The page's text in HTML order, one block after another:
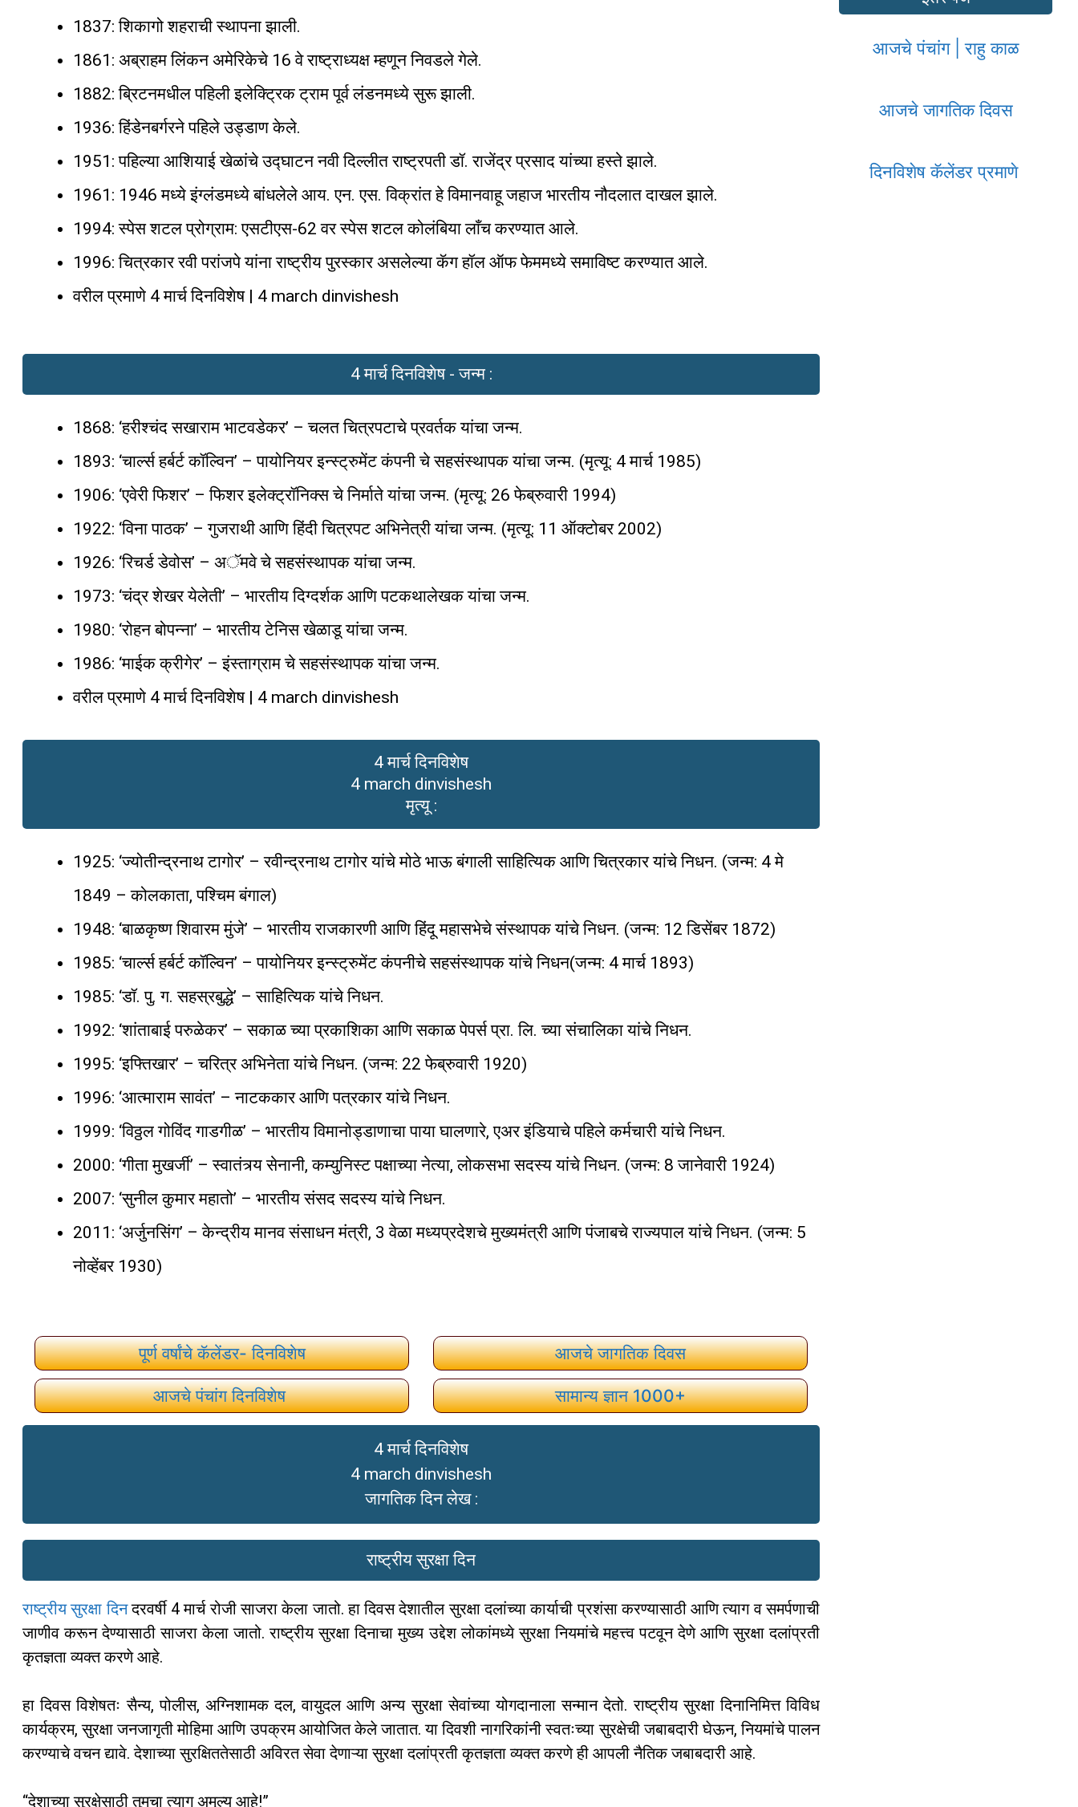
1837: शिकागो शहराची स्थापना झाली.
1861: अब्राहम लिंकन अमेरिकेचे 16 वे राष्ट्राध्यक्ष म्हणून निवडले गेले.
1882: ब्रिटनमधील पहिली इलेक्ट्रिक ट्राम पूर्व लंडनमध्ये सुरू झाली.
1936: हिंडेनबर्गरने पहिले उड्डाण केले.
1951: पहिल्या आशियाई खेळांचे उद्घाटन नवी दिल्लीत राष्ट्रपती डॉ. राजेंद्र प्रसाद यांच्या हस्ते झाले.
1961: 1946 मध्ये इंग्लंडमध्ये बांधलेले आय. एन. एस. विक्रांत हे विमानवाहू जहाज भारतीय नौदलात दाखल झाले.
1994: स्पेस शटल प्रोग्राम: एसटीएस-62 वर स्पेस शटल कोलंबिया लाँच करण्यात आले.
1996: चित्रकार रवी परांजपे यांना राष्ट्रीय पुरस्कार असलेल्या कॅग हॉल ऑफ फेममध्ये समाविष्ट करण्यात आले.
वरील प्रमाणे 4 मार्च दिनविशेष | 4 march dinvishesh
4 मार्च दिनविशेष - जन्म :
1868: ‘हरीश्चंद सखाराम भाटवडेकर’ – चलत चित्रपटाचे प्रवर्तक यांचा जन्म.
1893: ‘चार्ल्स हर्बर्ट कॉल्विन’ – पायोनियर इन्स्ट्रुमेंट कंपनी चे सहसंस्थापक यांचा जन्म. (मृत्यू: 4 मार्च 1985)
1906: ‘एवेरी फिशर’ – फिशर इलेक्ट्रॉनिक्स चे निर्माते यांचा जन्म. (मृत्यू: 26 फेब्रुवारी 1994)
1922: ‘विना पाठक’ – गुजराथी आणि हिंदी चित्रपट अभिनेत्री यांचा जन्म. (मृत्यू: 11 ऑक्टोबर 2002)
1926: ‘रिचर्ड डेवोस’ – अॅमवे चे सहसंस्थापक यांचा जन्म.
1973: ‘चंद्र शेखर येलेती’ – भारतीय दिग्दर्शक आणि पटकथालेखक यांचा जन्म.
1980: ‘रोहन बोपन्ना’ – भारतीय टेनिस खेळाडू यांचा जन्म.
1986: ‘माईक क्रीगेर’ – इंस्ताग्राम चे सहसंस्थापक यांचा जन्म.
वरील प्रमाणे 4 मार्च दिनविशेष | 4 march dinvishesh
4 मार्च दिनविशेष
4 march dinvishesh
मृत्यू :
1925: ‘ज्योतीन्द्रनाथ टागोर’ – रवीन्द्रनाथ टागोर यांचे मोठे भाऊ बंगाली साहित्यिक आणि चित्रकार यांचे निधन. (जन्म: 4 मे
1849 – कोलकाता, पश्चिम बंगाल)
1948: ‘बाळकृष्ण शिवारम मुंजे’ – भारतीय राजकारणी आणि हिंदू महासभेचे संस्थापक यांचे निधन. (जन्म: 12 डिसेंबर 1872)
1985: ‘चार्ल्स हर्बर्ट कॉल्विन’ – पायोनियर इन्स्ट्रुमेंट कंपनीचे सहसंस्थापक यांचे निधन(जन्म: 4 मार्च 1893)
1985: ‘डॉ. पु. ग. सहस्रबुद्धे’ – साहित्यिक यांचे निधन.
1992: ‘शांताबाई परुळेकर’ – सकाळ च्या प्रकाशिका आणि सकाळ पेपर्स प्रा. लि. च्या संचालिका यांचे निधन.
1995: ‘इफ्तिखार’ – चरित्र अभिनेता यांचे निधन. (जन्म: 22 फेब्रुवारी 1920)
1996: ‘आत्माराम सावंत’ – नाटककार आणि पत्रकार यांचे निधन.
1999: ‘विठ्ठल गोविंद गाडगीळ’ – भारतीय विमानोड्डाणाचा पाया घालणारे, एअर इंडियाचे पहिले कर्मचारी यांचे निधन.
2000: ‘गीता मुखर्जी’ – स्वातंत्र्य सेनानी, कम्युनिस्ट पक्षाच्या नेत्या, लोकसभा सदस्य यांचे निधन. (जन्म: 8 जानेवारी 1924)
2007: ‘सुनील कुमार महातो’ – भारतीय संसद सदस्य यांचे निधन.
2011: ‘अर्जुनसिंग’ – केन्द्रीय मानव संसाधन मंत्री, 3 वेळा मध्यप्रदेशचे मुख्यमंत्री आणि पंजाबचे राज्यपाल यांचे निधन. (जन्म: 5
नोव्हेंबर 1930)
पूर्ण वर्षांचे कॅलेंडर- दिनविशेष
आजचे पंचांग दिनविशेष
आजचे जागतिक दिवस
सामान्य ज्ञान 1000+
4 मार्च दिनविशेष
4 march dinvishesh
जागतिक दिन लेख :
राष्ट्रीय सुरक्षा दिन
राष्ट्रीय सुरक्षा दिनदरवर्षी 4 मार्च रोजी साजरा केला जातो. हा दिवस देशातील सुरक्षा दलांच्या कार्याची प्रशंसा करण्यासाठी आणि त्याग व समर्पणाची
जाणीव करून देण्यासाठी साजरा केला जातो. राष्ट्रीय सुरक्षा दिनाचा मुख्य उद्देश लोकांमध्ये सुरक्षा नियमांचे महत्त्व पटवून देणे आणि सुरक्षा दलांप्रती
कृतज्ञता व्यक्त करणे आहे.
हा दिवस विशेषतः सैन्य, पोलीस, अग्निशामक दल, वायुदल आणि अन्य सुरक्षा सेवांच्या योगदानाला सन्मान देतो. राष्ट्रीय सुरक्षा दिनानिमित्त विविध
कार्यक्रम, सुरक्षा जनजागृती मोहिमा आणि उपक्रम आयोजित केले जातात. या दिवशी नागरिकांनी स्वतःच्या सुरक्षेची जबाबदारी घेऊन, नियमांचे पालन
करण्याचे वचन द्यावे. देशाच्या सुरक्षिततेसाठी अविरत सेवा देणाऱ्या सुरक्षा दलांप्रती कृतज्ञता व्यक्त करणे ही आपली नैतिक जबाबदारी आहे.
“देशाच्या सुरक्षेसाठी तुमचा त्याग अमूल्य आहे!”
आजचे पंचांग | राहु काळ
आजचे जागतिक दिवस
दिनविशेष कॅलेंडर प्रमाणे